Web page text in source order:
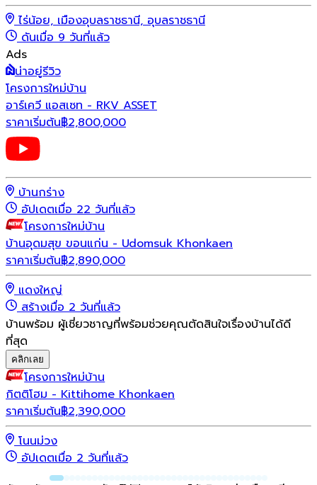
ไร่น้อย, เมืองอุบลราชธานี, อุบลราชธานี
ดันเมื่อ 9 วันที่แล้ว
Ads
น่าอยู่รีวิว
โครงการใหม่บ้าน
อาร์เควี แอสเซท - RKV ASSET
ราคาเริ่มต้น฿2,800,000
บ้านกร่าง
อัปเดตเมื่อ 22 วันที่แล้ว
โครงการใหม่บ้าน
บ้านอุดมสุข ขอนแก่น - Udomsuk Khonkaen
ราคาเริ่มต้น฿2,890,000
แดงใหญ่
สร้างเมื่อ 2 วันที่แล้ว
บ้านพร้อม ผู้เชี่ยวชาญที่พร้อมช่วยคุณตัดสินใจเรื่องบ้านได้ดี
ที่สุด
คลิกเลย
โครงการใหม่บ้าน
กิตติโฮม - Kittihome Khonkaen
ราคาเริ่มต้น฿2,390,000
โนนม่วง
อัปเดตเมื่อ 2 วันที่แล้ว